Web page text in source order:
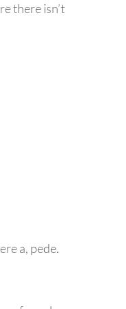
there isn’t
a, pede.